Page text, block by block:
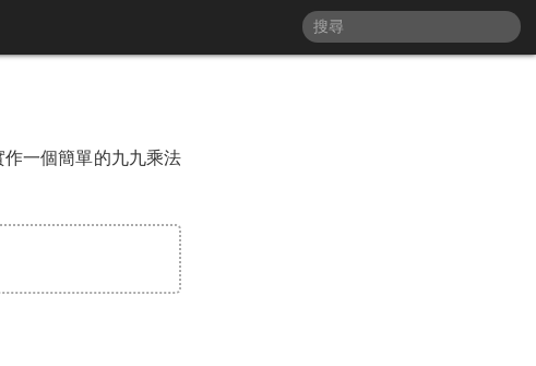
一個簡單的九九乘法